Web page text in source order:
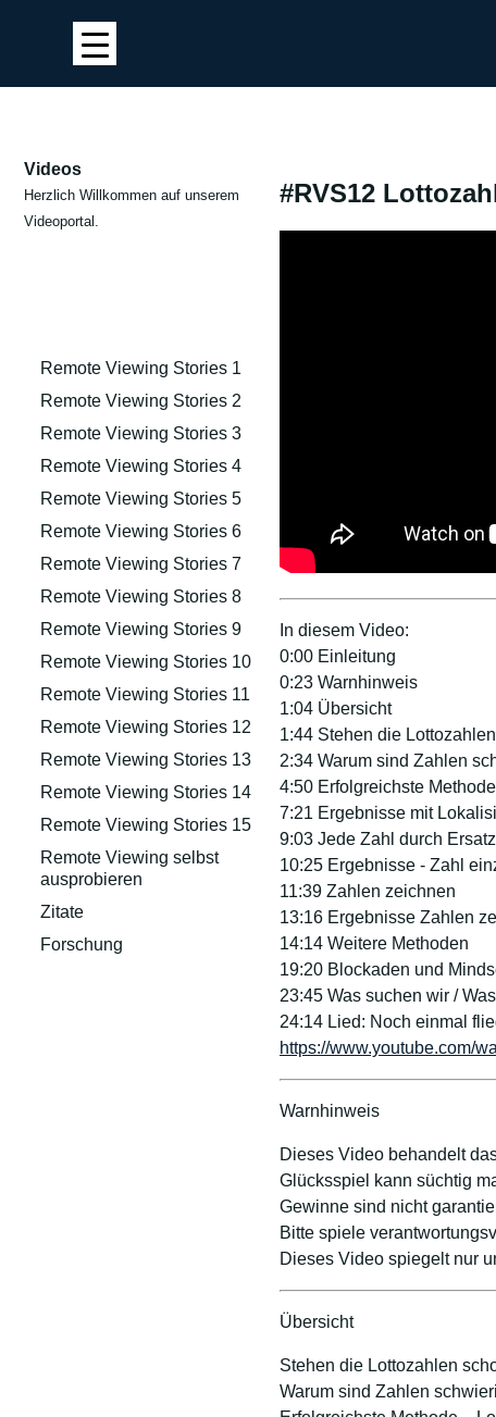
Videos
Herzlich Willkommen auf unserem
Videoportal.
Remote Viewing Stories 1
Remote Viewing Stories 2
Remote Viewing Stories 3
Remote Viewing Stories 4
Remote Viewing Stories 5
Remote Viewing Stories 6
Remote Viewing Stories 7
Remote Viewing Stories 8
Remote Viewing Stories 9
Remote Viewing Stories 10
Remote Viewing Stories 11
Remote Viewing Stories 12
Remote Viewing Stories 13
Remote Viewing Stories 14
Remote Viewing Stories 15
Remote Viewing selbst
ausprobieren
Zitate
Forschung
#RVS12
In diesem Video:
0:00 Einleitung
0:23 Warnhinweis
1:04 Übersicht
1:44 Stehen die
2:34 Warum sind Zahlen
4:50 Erfolgreichste
7:21 Ergebnisse mit
9:03 Jede Zahl durch
10:25 Ergebnisse - Zahl
11:39 Zahlen zeichnen
13:16 Ergebnisse Zahlen
14:14 Weitere Methoden
19:20 Blockaden und
23:45 Was suchen wir /
24:14 Lied: Noch einmal
https://www.youtube.com/
Warnhinweis
Dieses Video behandelt
Glücksspiel kann süchtig
Gewinne sind nicht
Bitte spiele
Dieses Video spiegelt nur
Übersicht
Stehen die Lottozahlen
Warum sind Zahlen